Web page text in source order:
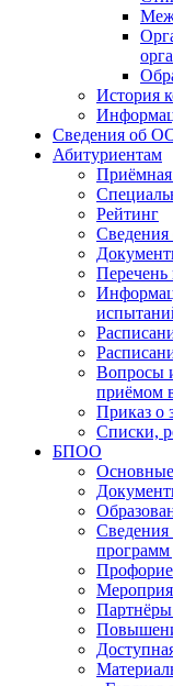
История
Сведения об
Абитуриентам
Рейтинг
Сведения
Перечень
Вопросы
приёмом
Приказ о
Списки,
БПОО
Сведения